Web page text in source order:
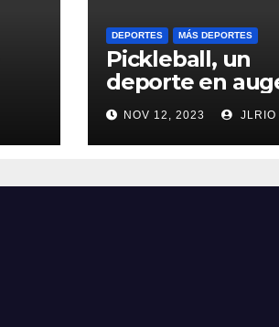
DEPORTES MÁS DEPORTES
Pickleball, un
deporte en
NOV 12, 2023 JLRIO